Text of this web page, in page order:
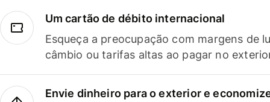
Um cartão de débito internacional
Esqueça a preocupação com margens de
câmbio ou tarifas altas ao pagar no
Envie dinheiro para o exterior e